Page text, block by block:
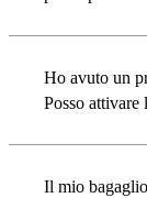
Ho avuto un
Posso
Il mio